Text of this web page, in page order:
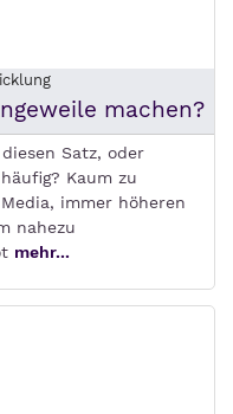
machen?
Satz, oder
Kaum zu
immer höheren
nahezu
mehr...